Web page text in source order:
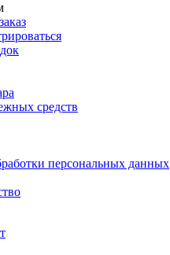
средств
персональных данных